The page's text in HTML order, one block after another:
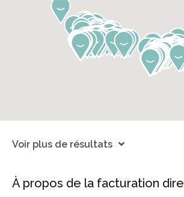
Voir plus de résultats
À propos de la facturation